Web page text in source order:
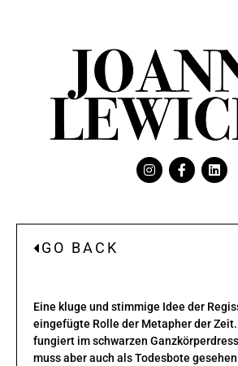
GO BACK
Eine kluge und stimmige Idee der
eingefügte Rolle der Metapher der
fungiert im schwarzen
muss aber auch als Todesbote